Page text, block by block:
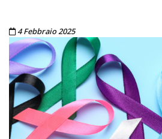
Pubblicato il
4 Febbraio 2025